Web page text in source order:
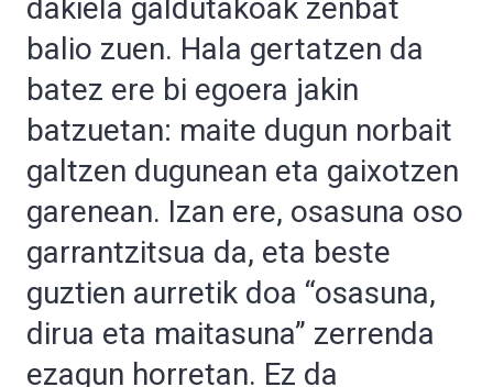
dakiela galdutakoak zenbat
balio zuen. Hala gertatzen da
batez ere bi egoera jakin
batzuetan: maite dugun norbait
galtzen dugunean eta gaixotzen
garenean. Izan ere, osasuna oso
garrantzitsua da, eta beste
guztien aurretik doa “osasuna,
dirua eta maitasuna” zerrenda
ezagun horretan. Ez da